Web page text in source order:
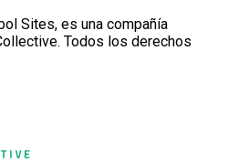
Sites, es una compañía
Todos los derechos